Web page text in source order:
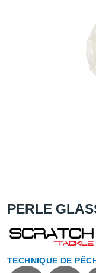
PERLE
TECHNIQUE DE